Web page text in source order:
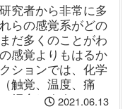
究者から非常に多
らの感覚系がどの
だ多くのことがわ
感覚よりもはるか
ションでは、化学
触覚、温度、痛
紹介します。2021.06.13